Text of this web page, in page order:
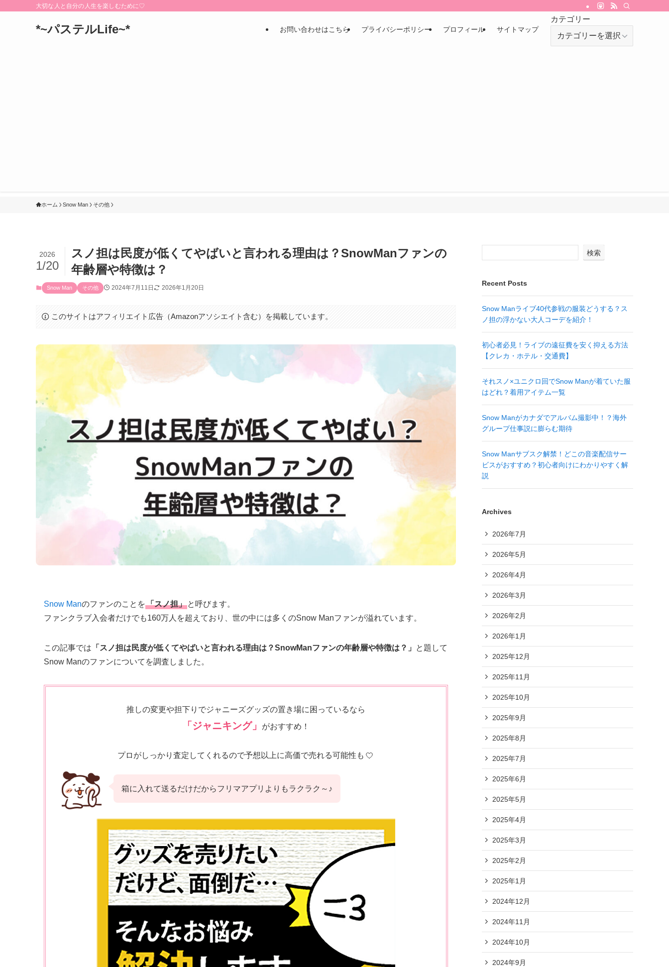
大切な人と自分の人生を楽しむために♡
*~パステルLife~* お問い合わせはこちら プライバシーポリシー プロフィール サイトマップ
カテゴリー
ホーム Snow Man その他
スノ担は民度が低くてやばいと言われる理由は？SnowManファンの
年齢層や特徴は？
2026
1/20
Snow Man その他 2024年7月11日 2026年1月20日
このサイトはアフィリエイト広告（Amazonアソシエイト含む）を掲載しています。
Snow Manのファンのことを「スノ担」 と呼びます。
ファンクラブ入会者だけでも160万人を超えており、世の中には多くのSnow Manファンが溢れています。
この記事では 「スノ担は民度が低くてやばいと言われる理由は？SnowManファンの年齢層や特徴は？」
と題して
Snow Manのファンについてを調査しました。
推しの変更や担下りでジャニーズグッズの置き場に困っているなら
「ジャニキング」 がおすすめ！
プロがしっかり査定してくれるので予想以上に高価で売れる可能性も
箱に入れて送るだけだからフリマアプリよりもラクラク～♪
検索
Recent Posts
Snow Manライブ40代参戦の服装どうする？ス
ノ担の浮かない大人コーデを紹介！
初心者必見！ライブの遠征費を安く抑える方法
【クレカ・ホテル・交通費】
それスノ×ユニクロ回でSnow Manが着ていた服
はどれ？着用アイテム一覧
Snow Manがカナダでアルバム撮影中！？海外
グループ仕事説に膨らむ期待
Snow Manサブスク解禁！どこの音楽配信サー
ビスがおすすめ？初心者向けにわかりやすく解
説
Archives
2026年7月
2026年5月
2026年4月
2026年3月
2026年2月
2026年1月
2025年12月
2025年11月
2025年10月
2025年9月
2025年8月
2025年7月
2025年6月
2025年5月
2025年4月
2025年3月
2025年2月
2025年1月
2024年12月
2024年11月
2024年10月
2024年9月